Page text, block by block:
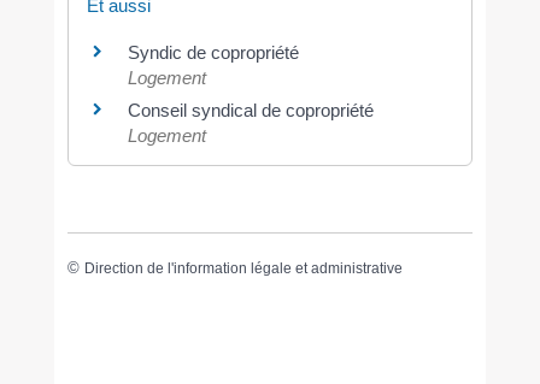
Et aussi
Syndic de copropriété
Logement
Conseil syndical de copropriété
Logement
© Direction de l'information légale et administrative